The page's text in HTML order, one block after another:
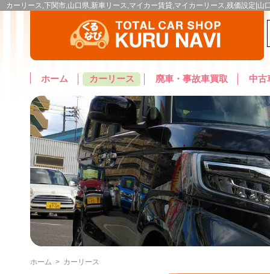
カーリース,下関市,山口県,新車リース,マイカー賃貸,マイカーリース,残価設定|山
ホーム カーリース 廃車・事故車買取 中古
ホーム > カーリース